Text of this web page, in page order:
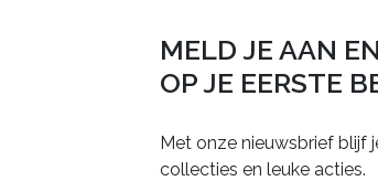
MELD JE AAN
OP JE EERSTE
Met onze nieuwsbrief blijf
collecties en leuke acties.